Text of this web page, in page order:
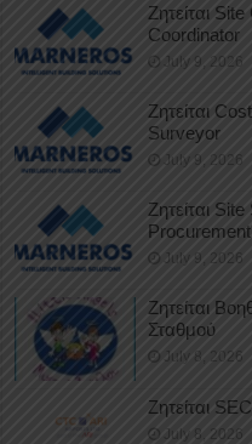
Ζητείται
Coordinator
July 9, 2026
Ζητείται
Surveyor
July 9, 2026
Ζητείται
July 9, 2026
Ζητείται
Σταθμού
July 8, 2026
Ζητείται
July 8, 2026